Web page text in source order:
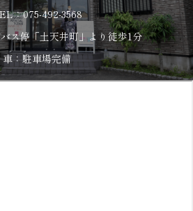
：075-492-3568
ス停「土天井町」より徒歩1分
車：駐車場完備